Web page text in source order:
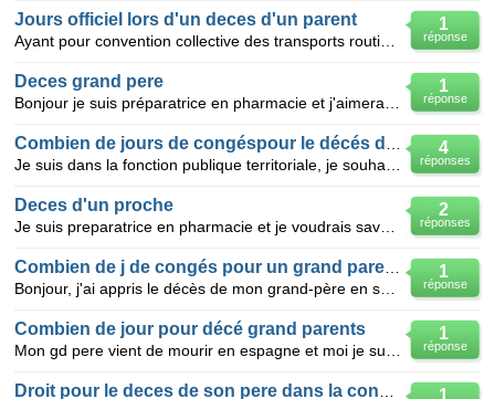
1
réponse
Jours officiel lors d'un deces d'un parent
1
réponse
Deces grand pere
4
réponses
2
réponses
Deces d'un proche
1
réponse
1
réponse
Combien de jour pour décé grand parents
1